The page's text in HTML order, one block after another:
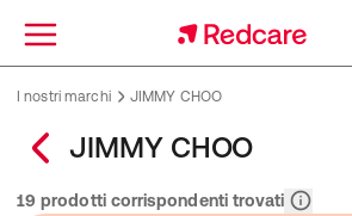
Menu
I nostri marchi JIMMY CHOO
JIMMY CHOO
19 prodotti corrispondenti trovatiRilevanza